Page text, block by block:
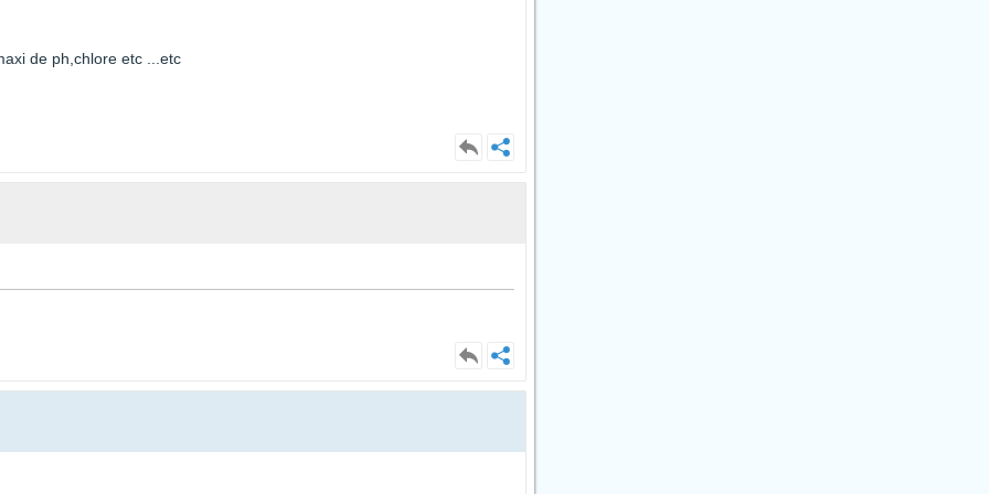
de ph,chlore etc ...etc